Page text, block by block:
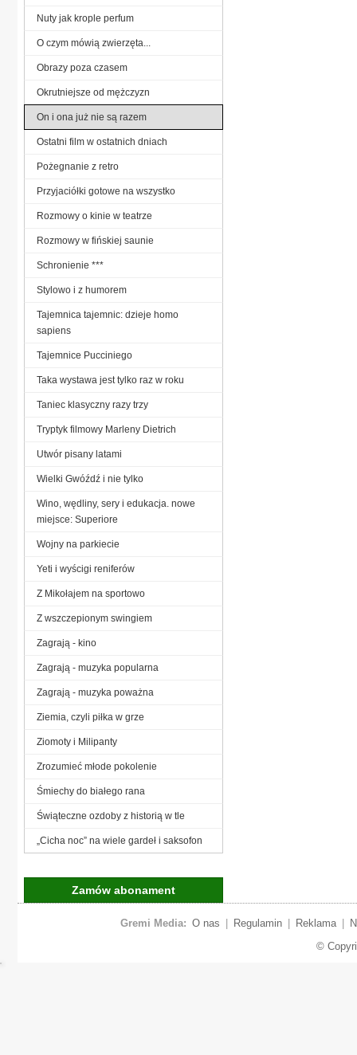
Nuty jak krople perfum
O czym mówią zwierzęta...
Obrazy poza czasem
Okrutniejsze od mężczyzn
On i ona już nie są razem
Ostatni film w ostatnich dniach
Pożegnanie z retro
Przyjaciółki gotowe na wszystko
Rozmowy o kinie w teatrze
Rozmowy w fińskiej saunie
Schronienie ***
Stylowo i z humorem
Tajemnica tajemnic: dzieje homo
sapiens
Tajemnice Pucciniego
Taka wystawa jest tylko raz w roku
Taniec klasyczny razy trzy
Tryptyk filmowy Marleny Dietrich
Utwór pisany latami
Wielki Gwóźdź i nie tylko
Wino, wędliny, sery i edukacja. nowe
miejsce: Superiore
Wojny na parkiecie
Yeti i wyścigi reniferów
Z Mikołajem na sportowo
Z wszczepionym swingiem
Zagrają - kino
Zagrają - muzyka popularna
Zagrają - muzyka poważna
Ziemia, czyli piłka w grze
Ziomoty i Milipanty
Zrozumieć młode pokolenie
Śmiechy do białego rana
Świąteczne ozdoby z historią w tle
„Cicha noc” na wiele gardeł i saksofon
Zamów abonament
Gremi Media: O nas Regulamin Reklama
©